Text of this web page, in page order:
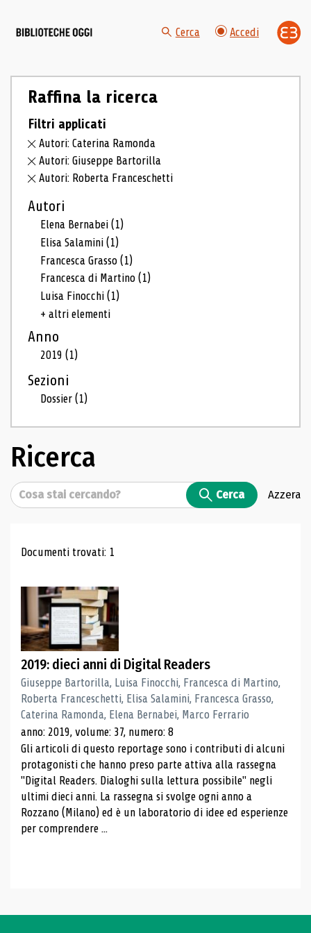
Cerca Accedi
Raffina la ricerca
Filtri applicati
Autori: Caterina Ramonda
Autori: Giuseppe Bartorilla
Autori: Roberta Franceschetti
Autori
Elena Bernabei(1)
Elisa Salamini(1)
Francesca Grasso(1)
Francesca di Martino(1)
Luisa Finocchi(1)
+ altri elementi
Anno
2019(1)
Sezioni
Dossier(1)
Ricerca
Cerca Cerca Azzera
Risultati di ricerca
Documenti trovati: 1
2019: dieci anni di Digital Readers
Giuseppe Bartorilla, Luisa Finocchi, Francesca di Martino,
Roberta Franceschetti, Elisa Salamini, Francesca Grasso,
Caterina Ramonda, Elena Bernabei, Marco Ferrario
anno: 2019, volume: 37, numero: 8
Gli articoli di questo reportage sono i contributi di alcuni
protagonisti che hanno preso parte attiva alla rassegna
"Digital Readers. Dialoghi sulla lettura possibile" negli
ultimi dieci anni. La rassegna si svolge ogni anno a
Rozzano (Milano) ed è un laboratorio di idee ed esperienze
per comprendere ...